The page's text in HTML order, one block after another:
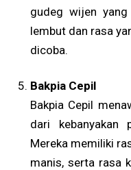
gudeg wijen
lembut dan rasa
dicoba.
Bakpia Cepil
Bakpia Cepil
dari kebanyakan
Mereka memiliki
manis, serta rasa